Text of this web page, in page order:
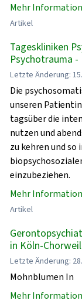
Mehr
Artikel
Tageskliniken
Psychotrauma -
Letzte Änderung:
Die
unseren
tagsüber die
nutzen und
zu kehren und so
einzubeziehen.
Mehr
Artikel
in Köln-
Letzte Änderung:
Mohnblumen In
Mehr